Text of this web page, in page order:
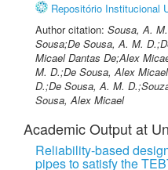
Repositório Institucional
Author citation: Sousa, A.
Sousa;De Sousa, A. M.
Micael Dantas De;Alex
M. D.;De Sousa, Alex
D.;De Sousa, A. M.
Sousa, Alex Micael
Academic Output at
Reliability-based
pipes to satisfy the